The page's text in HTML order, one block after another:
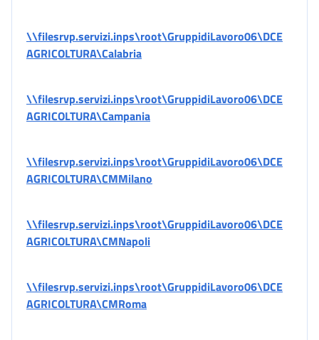
\\filesrvp.servizi.inps\root\GruppidiLavoro06\DCE
AGRICOLTURA\Calabria
\\filesrvp.servizi.inps\root\GruppidiLavoro06\DCE
AGRICOLTURA\Campania
\\filesrvp.servizi.inps\root\GruppidiLavoro06\DCE
AGRICOLTURA\CMMilano
\\filesrvp.servizi.inps\root\GruppidiLavoro06\DCE
AGRICOLTURA\CMNapoli
\\filesrvp.servizi.inps\root\GruppidiLavoro06\DCE
AGRICOLTURA\CMRoma